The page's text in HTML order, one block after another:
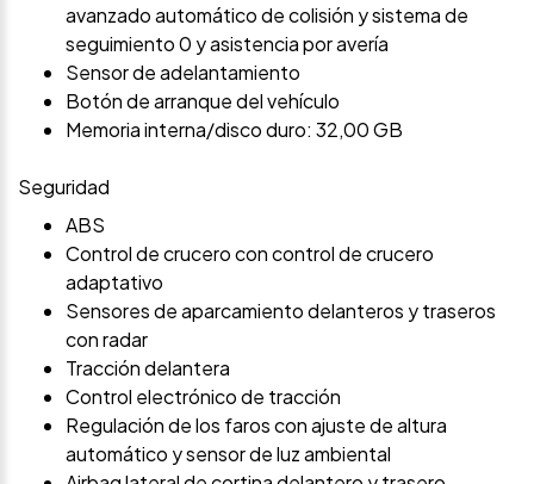
avanzado automático de colisión y sistema de
seguimiento 0 y asistencia por avería
Sensor de adelantamiento
Botón de arranque del vehículo
Memoria interna/disco duro: 32,00 GB
Seguridad
ABS
Control de crucero con control de crucero
adaptativo
Sensores de aparcamiento delanteros y traseros
con radar
Tracción delantera
Control electrónico de tracción
Regulación de los faros con ajuste de altura
automático y sensor de luz ambiental